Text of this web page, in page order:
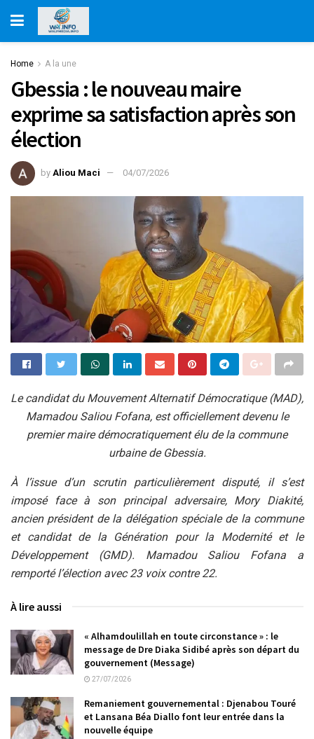
Home A la une
Gbessia : le nouveau maire
exprime sa satisfaction après son
élection
by Aliou Maci 04/07/2026
Le candidat du Mouvement Alternatif Démocratique (MAD),
Mamadou Saliou Fofana, est officiellement devenu le
premier maire démocratiquement élu de la commune
urbaine de Gbessia.
À l’issue d’un scrutin particulièrement disputé, il s’est
imposé face à son principal adversaire, Mory Diakité,
ancien président de la délégation spéciale de la commune
et candidat de la Génération pour la Modernité et le
Développement (GMD). Mamadou Saliou Fofana a
remporté l’élection avec 23 voix contre 22.
À lire aussi
« Alhamdoulillah en toute circonstance » : le
message de Dre Diaka Sidibé après son départ du
gouvernement (Message)
27/07/2026
Remaniement gouvernemental : Djenabou Touré
et Lansana Béa Diallo font leur entrée dans la
nouvelle équipe